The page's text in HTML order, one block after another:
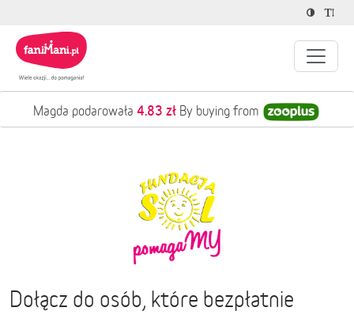
Magda podarowała 4.83 zł By buying from
Dołącz do osób, które bezpłatnie